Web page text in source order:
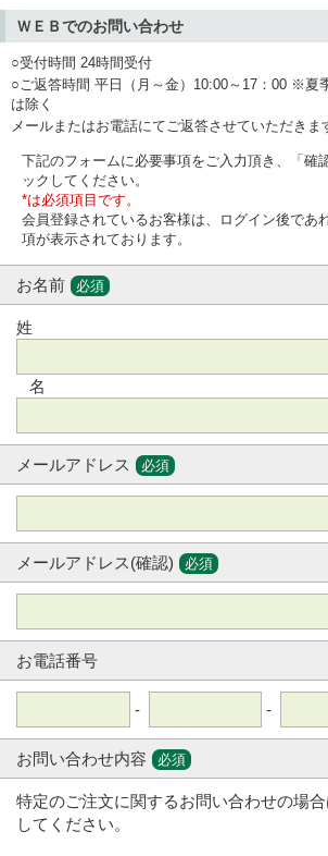
ＷＥＢでのお問い合わせ
○受付時間 24時間受付
○ご返答時間 平日（月～金）10:00～17：00 ※夏
は除く
メールまたはお電話にてご返答させていただきま
下記のフォームに必要事項をご入力頂き、「確
ックしてください。
*は必須項目です。
会員登録されているお客様は、ログイン後であ
項が表示されております。
お名前 必須
姓
名
メールアドレス 必須
メールアドレス(確認) 必須
お電話番号
- -
お問い合わせ内容 必須
特定のご注文に関するお問い合わせの場
してください。